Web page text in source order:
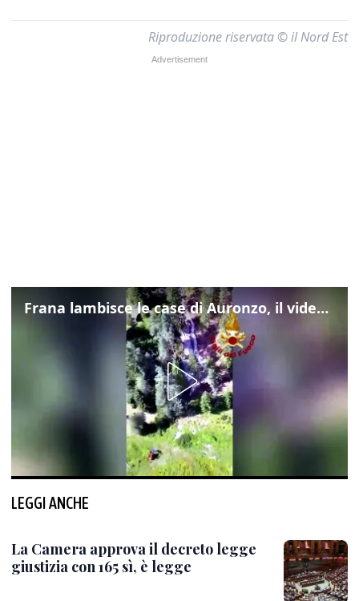
Riproduzione riservata © il Nord Est
Frana lambisce le case di Auronzo, il video dall'elicottero dei vigili del fuoco
LEGGI ANCHE
La Camera approva il decreto legge
giustizia con 165 sì, è legge